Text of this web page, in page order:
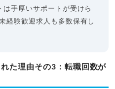
手厚いサポートが受けら
経験歓迎求人も多数保有し
た理由その3：転職回数が